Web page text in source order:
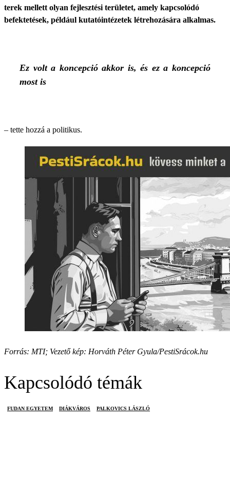
terek mellett olyan fejlesztési területet, amely kapcsolódó
befektetések, például kutatóintézetek létrehozására alkalmas.
Ez volt a koncepció akkor is, és ez a koncepció
most is
– tette hozzá a politikus.
Forrás: MTI; Vezető kép: Horváth Péter Gyula/PestiSrácok.hu
Kapcsolódó témák
FUDAN EGYETEM DIÁKVÁROS PALKOVICS LÁSZLÓ